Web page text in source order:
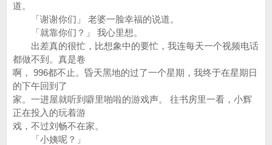
道。
「谢谢你们」 老婆一脸幸福的说道。
「就靠你们？」 我心里想。
出差真的很忙，比想象中的要忙，我连每天一个视频电话
都做不到。真是卷
啊， 996都不止。昏天黑地的过了一个星期，我终于在星期日
的下午回到了
家。一进屋就听到噼里啪啦的游戏声。 往书房里一看，小辉
正在投入的玩着游
戏，不过刘畅不在家。
「小姨呢？」